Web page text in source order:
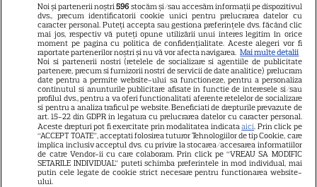
ARTICOLE PARTENERI
Horoscop 3 august 2026.
Gemenii primesc vești
contradictorii
Noi și partenerii noștri596 stocăm și/sau accesăm informații pe dispozitivul
dvs., precum identificatorii cookie unici pentru prelucrarea datelor cu
caracter personal. Puteți accepta sau gestiona preferințele dvs. făcând clic
mai jos, respectiv vă puteți opune utilizării unui interes legitim în orice
moment pe pagina cu politica de confidențialitate. Aceste alegeri vor fi
raportate partenerilor noștri și nu vă vor afecta navigarea. Mai multe detalii
Noi si partenerii nostri (retelele de socializare si agentiile de publicitate
partenere, precum si furnizorii nostri de servicii de date analitice) prelucram
date pentru a permite website-ului sa functioneze, pentru a personaliza
continutul si anunturile publicitare afisate in functie de interesele si/sau
profilul dvs., pentru a va oferi functionalitati aferente retelelor de socializare
si pentru a analiza traficul pe website. Beneficiati de drepturile prevazute de
art. 15-22 din GDPR in legatura cu prelucrarea datelor cu caracter personal.
Aceste drepturi pot fi exercitate prin modalitatea indicataaici. Prin click pe
“ACCEPT TOATE”, acceptati folosirea tuturor Tehnologiilor de tip Cookie, care
implica inclusiv acceptul dvs. cu privire la stocarea/accesarea informatiilor
de catre Vendor-ii cu care colaboram. Prin click pe “VREAU SA MODIFIC
SETARILE INDIVIDUAL” puteti schimba preferintele in mod individual, mai
putin cele legate de cookie strict necesare pentru functionarea website-
ului.